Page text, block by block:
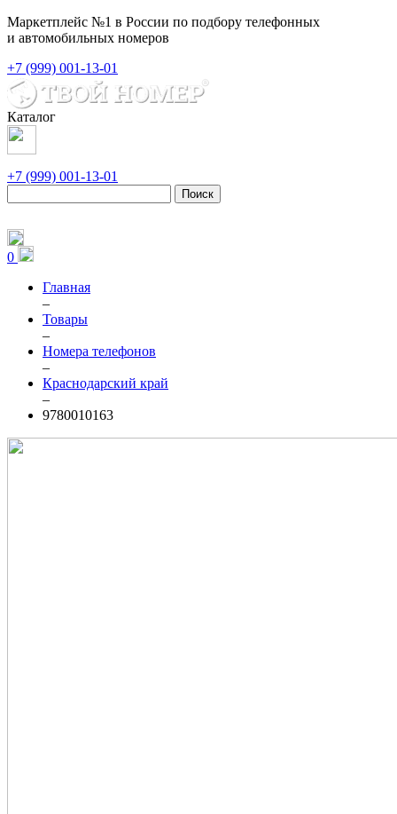
Маркетплейс №1 в России по подбору телефонных
и автомобильных номеров
+7 (999) 001-13-01
Каталог
+7 (999) 001-13-01
Поиск
0
Главная
–
Товары
–
Номера телефонов
–
Краснодарский край
–
9780010163